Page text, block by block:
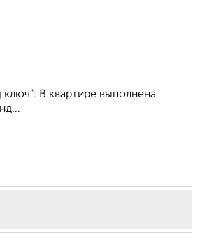
В квартире выполнена